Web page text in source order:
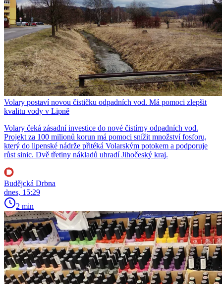
Volary postaví novou čističku odpadních vod. Má pomoci zlepšit
kvalitu vody v Lipně
Volary čeká zásadní investice do nové čistírny odpadních vod.
Projekt za 100 milionů korun má pomoci snížit množství fosforu,
který do lipenské nádrže přitéká Volarským potokem a podporuje
růst sinic. Dvě třetiny nákladů uhradí Jihočeský kraj.
Budějcká Drbna
dnes, 15:29
2 min